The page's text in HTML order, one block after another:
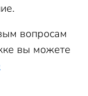
вопросам
вы можете